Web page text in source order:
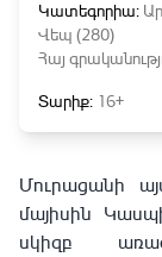
Կատեգորիա:
Վեպ (280)
Հայ
Տարիք: 16+
Մուրացանի
մայիսին
սկիզբ